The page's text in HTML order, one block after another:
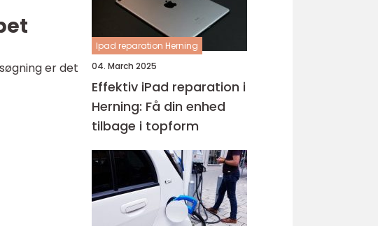
er det
Ipad reparation Herning
04. March 2025
Effektiv iPad reparation i
Herning: Få din enhed
tilbage i topform